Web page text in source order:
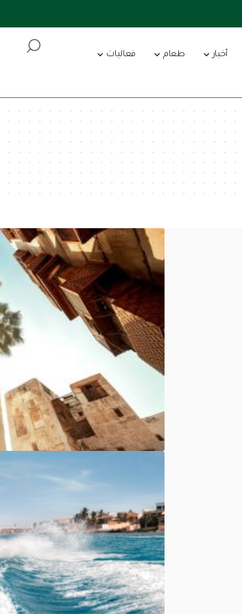
أخبار طعام فعاليات